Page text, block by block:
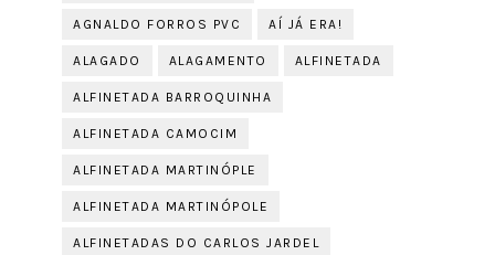
AGNALDO FORROS PVC AÍ JÁ ERA!
ALAGADO ALAGAMENTO ALFINETADA
ALFINETADA BARROQUINHA
ALFINETADA CAMOCIM
ALFINETADA MARTINÓPLE
ALFINETADA MARTINÓPOLE
ALFINETADAS DO CARLOS JARDEL